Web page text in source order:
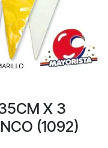
X 3
(1092)